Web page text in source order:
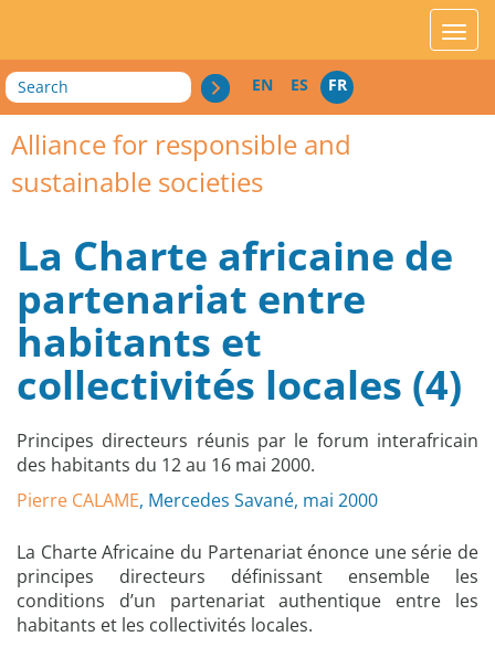
Search EN ES FR
Alliance for responsible and
sustainable societies
La Charte africaine de
partenariat entre
habitants et
collectivités locales (4)
Principes directeurs réunis par le forum interafricain
des habitants du 12 au 16 mai 2000.
Pierre CALAME, Mercedes Savané, mai 2000
La Charte Africaine du Partenariat énonce une série de
principes directeurs définissant ensemble les
conditions d’un partenariat authentique entre les
habitants et les collectivités locales.